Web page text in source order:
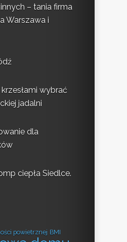
– tania firma
Warszawa i
krzesłami wybrać
jadalni
dla
ciepła Siedlce.
powietrznej BMI